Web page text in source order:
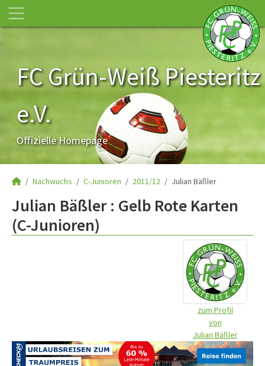
FC Grün-Weiß Piesteritz
e.V.
Offizielle Homepage
Nachwuchs C-Junioren 2011/12 Julian Bäßler
Julian Bäßler : Gelb Rote Karten
(C-Junioren)
zum Profil
von
Julian Bäßler